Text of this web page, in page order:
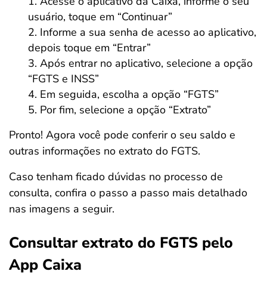
usuário, toque em “Continuar”
Informe a sua senha de acesso ao aplicativo,
depois toque em “Entrar”
Após entrar no aplicativo, selecione a opção
“FGTS e INSS”
Em seguida, escolha a opção “FGTS”
Por fim, selecione a opção “Extrato”
Pronto! Agora você pode conferir o seu saldo e
outras informações no extrato do FGTS.
Caso tenham ficado dúvidas no processo de
consulta, confira o passo a passo mais detalhado
nas imagens a seguir.
Consultar extrato do FGTS pelo
App Caixa